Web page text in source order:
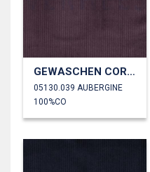
GEWASCHEN CORD 4.5W
05130.039 AUBERGINE
100%CO